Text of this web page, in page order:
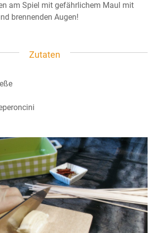
am Spiel mit gefährlichem Maul mit
brennenden Augen!
Zutaten